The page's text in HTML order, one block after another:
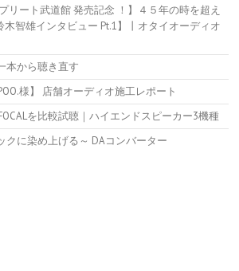
リート武道館 発売記念 ！】４５年の時を超え
智雄インタビュー Pt.1】丨オタイオーディオ
本から聴き直す
様】 店舗オーディオ施工レポート
を比較試聴｜ハイエンドスピーカー3機種
クに染め上げる～ DAコンバーター